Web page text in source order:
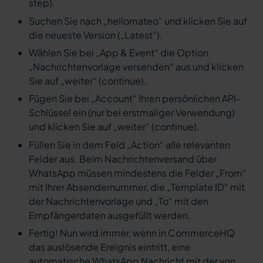
step).
Suchen Sie nach „hellomateo“ und klicken Sie auf
die neueste Version („Latest“).
Wählen Sie bei „App & Event“ die Option
„Nachrichtenvorlage versenden“ aus und klicken
Sie auf „weiter“ (continue).
Fügen Sie bei „Account“ Ihren persönlichen API-
Schlüssel ein (nur bei erstmaliger Verwendung)
und klicken Sie auf „weiter“ (continue).
Füllen Sie in dem Feld „Action“ alle relevanten
Felder aus. Beim Nachrichtenversand über
WhatsApp müssen mindestens die Felder „From“
mit Ihrer Absendernummer, die „Template ID“ mit
der Nachrichtenvorlage und „To“ mit den
Empfängerdaten ausgefüllt werden.
Fertig! Nun wird immer, wenn in CommerceHQ
das auslösende Ereignis eintritt, eine